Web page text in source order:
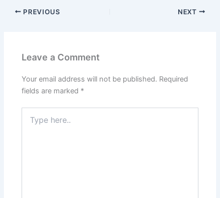
PREVIOUS NEXT
Leave a Comment
Your email address will not be published. Required
fields are marked *
here..